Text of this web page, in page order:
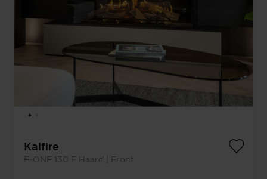
Kalfire
E-ONE 130 F Haard | Front